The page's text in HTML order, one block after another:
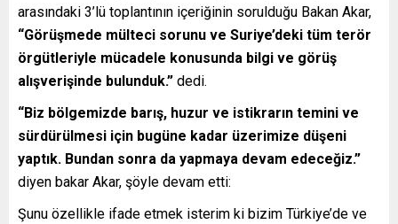
arasındaki 3’lü toplantının içeriğinin sorulduğu Bakan Akar,
“Görüşmede mülteci sorunu ve Suriye’deki tüm terör
örgütleriyle mücadele konusunda bilgi ve görüş
alışverişinde bulunduk.” dedi.
“Biz bölgemizde barış, huzur ve istikrarın temini ve
sürdürülmesi için bugüne kadar üzerimize düşeni
yaptık. Bundan sonra da yapmaya devam edeceğiz.”
diyen bakar Akar, şöyle devam etti:
Şunu özellikle ifade etmek isterim ki bizim Türkiye’de ve